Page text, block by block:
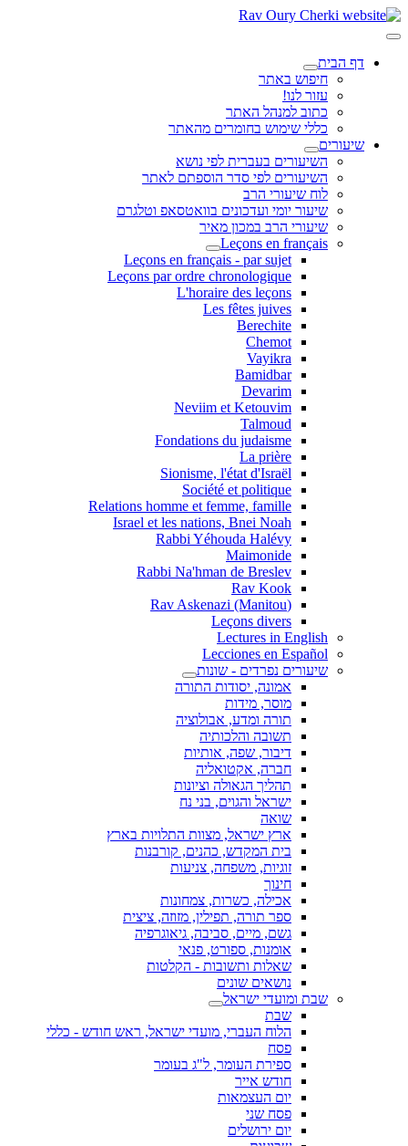
דף הבית
חיפוש באתר
עזור לנו!
כתוב למנהל האתר
כללי שימוש בחומרים מהאתר
שיעורים
השיעורים בעברית לפי נושא
השיעורים לפי סדר הוספתם לאתר
לוח שיעורי הרב
שיעור יומי ועדכונים בוואטסאפ וטלגרם
שיעורי הרב במכון מאיר
Leçons en français
Leçons en français - par sujet
Leçons par ordre chronologique
L'horaire des leçons
Les fêtes juives
Berechite
Chemot
Vayikra
Bamidbar
Devarim
Neviim et Ketouvim
Talmoud
Fondations du judaisme
La prière
Sionisme, l'état d'Israël
Société et politique
Relations homme et femme, famille
Israel et les nations, Bnei Noah
Rabbi Yéhouda Halévy
Maimonide
Rabbi Na'hman de Breslev
Rav Kook
(Rav Askenazi (Manitou
Leçons divers
Lectures in English
Lecciones en Español
שיעורים נפרדים - שונות
אמונה, יסודות התורה
מוסר, מידות
תורה ומדע, אבולוציה
תשובה והלכותיה
דיבור, שפה, אותיות
חברה, אקטואליה
תהליך הגאולה וציונות
ישראל והגוים, בני נח
שואה
ארץ ישראל, מצוות התלויות בארץ
בית המקדש, כהנים, קורבנות
זוגיות, משפחה, צניעות
חינוך
אכילה, כשרות, צמחונות
ספר תורה, תפילין, מזוזה, ציצית
גשם, מיים, סביבה, גיאוגרפיה
אומנות, ספורט, פנאי
שאלות ותשובות - הקלטות
נושאים שונים
שבת ומועדי ישראל
שבת
הלוח העברי, מועדי ישראל, ראש חודש - כללי
פסח
ספירת העומר, ל"ג בעומר
חודש אייר
יום העצמאות
פסח שני
יום ירושלים